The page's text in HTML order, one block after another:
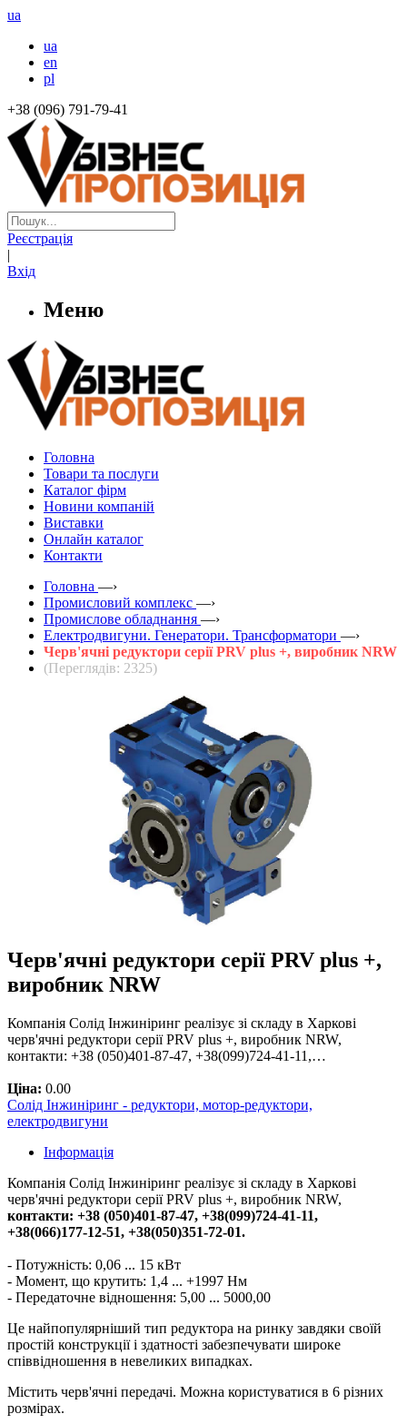
ua
ua
en
pl
+38 (096) 791-79-41
Реєстрація
|
Вхід
Меню
Головна
Товари та послуги
Каталог фірм
Новини компаній
Виставки
Онлайн каталог
Контакти
Головна —›
Промисловий комплекс —›
Промислове обладнання —›
Електродвигуни. Генератори. Трансформатори —›
Черв'ячні редуктори серії PRV plus +, виробник NRW
(Переглядів: 2325)
Черв'ячні редуктори серії PRV plus +,
виробник NRW
Компанія Солід Інжиніринг реалізує зі складу в Харкові
черв'ячні редуктори серії PRV plus +, виробник NRW,
контакти: +38 (050)401-87-47, +38(099)724-41-11,…
Ціна: 0.00
Солід Інжиніринг - редуктори, мотор-редуктори,
електродвигуни
Інформація
Компанія Солід Інжиніринг реалізує зі складу в Харкові
черв'ячні редуктори серії PRV plus +, виробник NRW,
контакти: +38 (050)401-87-47, +38(099)724-41-11,
+38(066)177-12-51, +38(050)351-72-01.
- Потужність: 0,06 ... 15 кВт
- Момент, що крутить: 1,4 ... +1997 Нм
- Передаточне відношення: 5,00 ... 5000,00
Це найпопулярніший тип редуктора на ринку завдяки своїй
простій конструкції і здатності забезпечувати широке
співвідношення в невеликих випадках.
Містить черв'ячні передачі. Можна користуватися в 6 різних
розмірах.